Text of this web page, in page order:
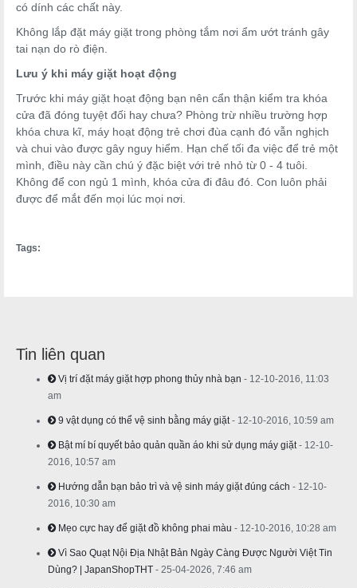
có dính các chất này.
Không lắp đặt máy giặt trong phòng tắm nơi ẩm ướt tránh gây
tai nạn do rò điện.
Lưu ý khi máy giặt hoạt động
Trước khi máy giặt hoạt động bạn nên cẩn thận kiểm tra khóa
cửa đã đóng tuyệt đối hay chưa? Phòng trừ nhiều trường hợp
khóa chưa kĩ, máy hoạt động trẻ chơi đùa cạnh đó vẫn nghịch
và chui vào được gây nguy hiểm. Hạn chế tối đa việc để trẻ một
mình, điều này cần chú ý đặc biệt với trẻ nhỏ từ 0 - 4 tuôi.
Không để con ngủ 1 mình, khóa cửa đi đâu đó. Con luôn phải
được để mắt đến mọi lúc mọi nơi.
Tags:
Tin liên quan
Vị trí đặt máy giặt hợp phong thủy nhà bạn - 12-10-2016, 11:03
am
9 vật dụng có thể vệ sinh bằng máy giặt- 12-10-2016, 10:59 am
Bật mí bí quyết bảo quản quần áo khi sử dụng máy giặt- 12-10-
2016, 10:57 am
Hướng dẫn bạn bảo trì và vệ sinh máy giặt đúng cách - 12-10-
2016, 10:30 am
Mẹo cực hay để giặt đồ không phai màu - 12-10-2016, 10:28 am
Vì Sao Quạt Nội Địa Nhật Bản Ngày Càng Được Người Việt Tin
Dùng? | JapanShopTHT - 25-04-2026, 7:46 am